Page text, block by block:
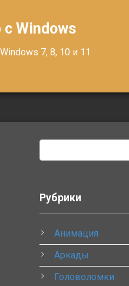
Windows
7, 8, 10 и 11
Рубрики
Анимация
Аркады
Головоломки